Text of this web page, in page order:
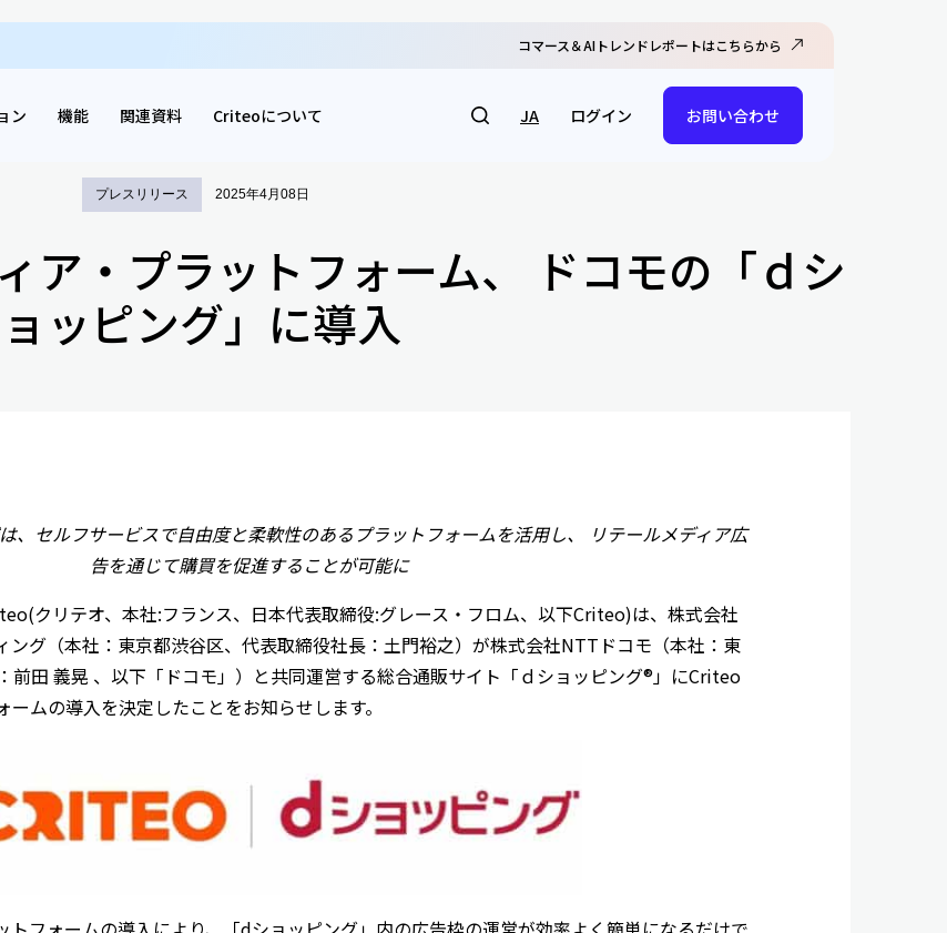
コマース＆AIトレンドレポートはこちらから
ン 機能 関連資料 Criteoについて JA ログイン お問い合わせ
プレスリリース 2025年4月08日
ア・プラットフォーム、 ドコモの「ｄシ
ョッピング」に導入
、セルフサービスで自由度と柔軟性のあるプラットフォームを活用し、 リテールメディア広
告を通じて購買を促進することが可能に
クリテオ、本社:フランス、日本代表取締役:グレース・フロム、以下Criteo)は、株式会社
ング（本社：東京都渋谷区、代表取締役社長：土門裕之）が株式会社NTTドコモ（本社：東
前田 義晃 、以下「ドコモ」）と共同運営する総合通販サイト「ｄショッピング®」にCriteo
ムの導入を決定したことをお知らせします。